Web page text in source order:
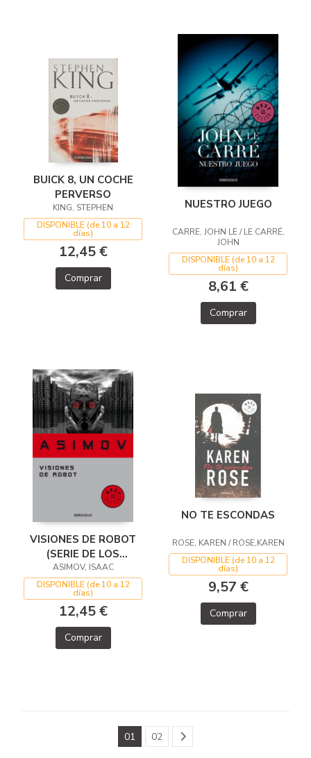
BUICK 8, UN COCHE
PERVERSO
KING, STEPHEN
DISPONIBLE (de 10 a 12
días)
12,45 €
Comprar
NUESTRO JUEGO
CARRE, JOHN LE / LE CARRÉ,
JOHN
DISPONIBLE (de 10 a 12
días)
8,61 €
Comprar
VISIONES DE ROBOT
(SERIE DE LOS
ROBOTS 1)
ASIMOV, ISAAC
DISPONIBLE (de 10 a 12
días)
12,45 €
Comprar
NO TE ESCONDAS
ROSE, KAREN / ROSE,KAREN
DISPONIBLE (de 10 a 12
días)
9,57 €
Comprar
01 02